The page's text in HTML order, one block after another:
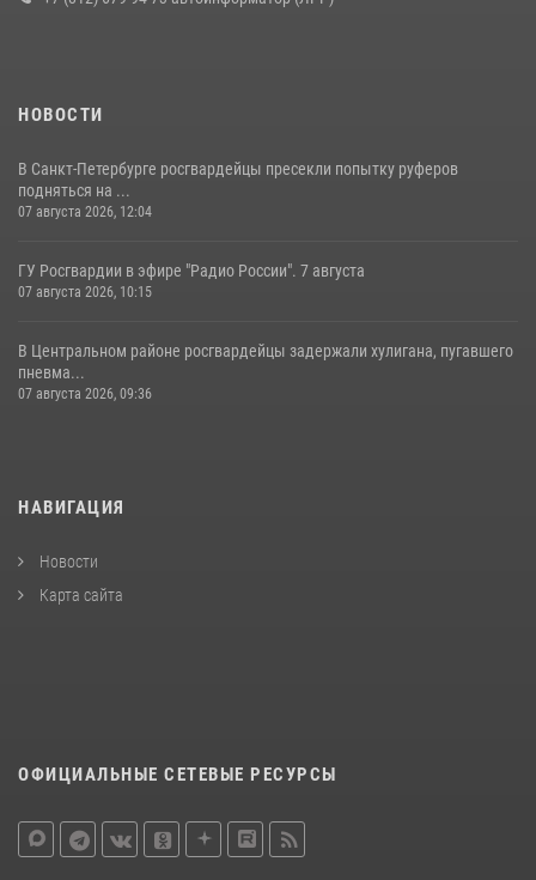
НОВОСТИ
В Санкт-Петербурге росгвардейцы пресекли попытку руферов
подняться на ...
07 августа 2026, 12:04
ГУ Росгвардии в эфире "Радио России". 7 августа
07 августа 2026, 10:15
В Центральном районе росгвардейцы задержали хулигана, пугавшего
пневма...
07 августа 2026, 09:36
НАВИГАЦИЯ
Новости
Карта сайта
ОФИЦИАЛЬНЫЕ СЕТЕВЫЕ РЕСУРСЫ